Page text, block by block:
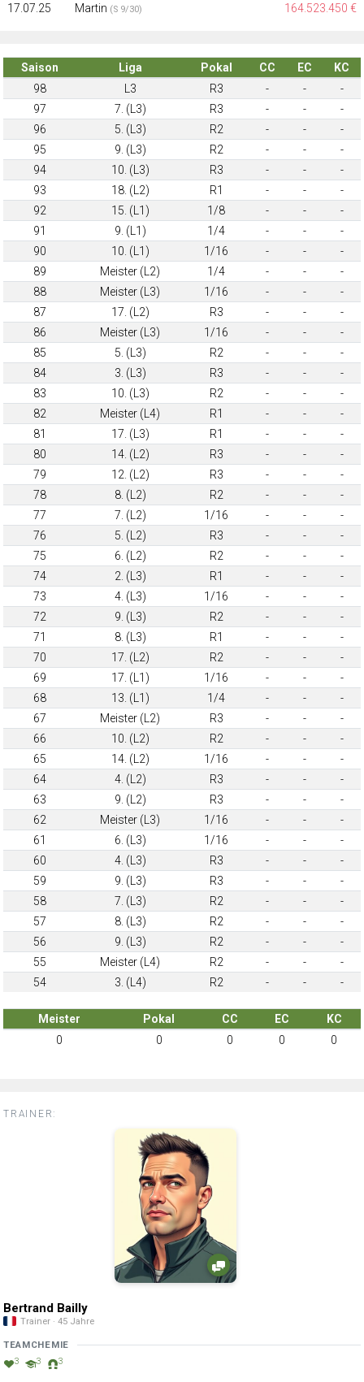
17.07.25 Martin (S 9/30) 164.523.450 €
Saison Liga Pokal CC EC
KC
98
L3 R3 - -
-
97
7. (L3) R3 - -
-
96
5. (L3) R2 - -
-
95
9. (L3) R2 - -
-
94
10. (L3) R3 - -
-
93
18. (L2) R1 - -
-
92
15. (L1) 1/8 - -
-
91
9. (L1) 1/4 - -
-
90
10. (L1) 1/16 - -
-
89
Meister (L2) 1/4 - -
-
88
Meister (L3) 1/16 - -
-
87
17. (L2) R3 - -
-
86
Meister (L3) 1/16 - -
-
85
5. (L3) R2 - -
-
84
3. (L3) R3 - -
-
83
10. (L3) R2 - -
-
82
Meister (L4) R1 - -
-
81
17. (L3) R1 - -
-
80
14. (L2) R3 - -
-
79
12. (L2) R3 - -
-
78
8. (L2) R2 - -
-
77
7. (L2) 1/16 - -
-
76
5. (L2) R3 - -
-
75
6. (L2) R2 - -
-
74
2. (L3) R1 - -
-
73
4. (L3) 1/16 - -
-
72
9. (L3) R2 - -
-
71
8. (L3) R1 - -
-
70
17. (L2) R2 - -
-
69
17. (L1) 1/16 - -
-
68
13. (L1) 1/4 - -
-
67
Meister (L2) R3 - -
-
66
10. (L2) R2 - -
-
65
14. (L2) 1/16 - -
-
64
4. (L2) R3 - -
-
63
9. (L2) R3 - -
-
62
Meister (L3) 1/16 - -
-
61
6. (L3) 1/16 - -
-
60
4. (L3) R3 - -
-
59
9. (L3) R3 - -
-
58
7. (L3) R2 - -
-
57
8. (L3) R2 - -
-
56
9. (L3) R2 - -
-
55
Meister (L4) R2 - -
-
54
3. (L4) R2 - - -
Meister Pokal CC EC
KC
0
0 0 0 0
TRAINER:
Bertrand Bailly
Trainer · 45 Jahre
TEAMCHEMIE
3 3 3